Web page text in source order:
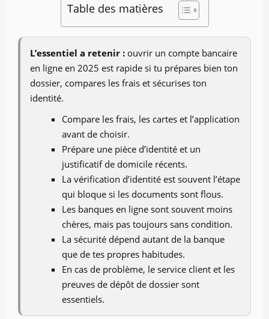
Table des matières
L’essentiel a retenir : ouvrir un compte bancaire
en ligne en 2025 est rapide si tu prépares bien ton
dossier, compares les frais et sécurises ton
identité.
Compare les frais, les cartes et l’application
avant de choisir.
Prépare une pièce d’identité et un
justificatif de domicile récents.
La vérification d’identité est souvent l’étape
qui bloque si les documents sont flous.
Les banques en ligne sont souvent moins
chères, mais pas toujours sans condition.
La sécurité dépend autant de la banque
que de tes propres habitudes.
En cas de problème, le service client et les
preuves de dépôt de dossier sont
essentiels.